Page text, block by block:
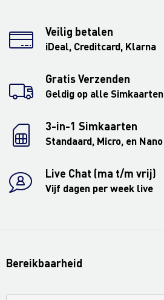
Veilig betalen
iDeal, Creditcard, Klarna
Gratis Verzenden
Geldig op alle Simkaarten
3-in-1 Simkaarten
Standaard, Micro, en Nano
Live Chat (ma t/m vrij)
Vijf dagen per week live
Bereikbaarheid